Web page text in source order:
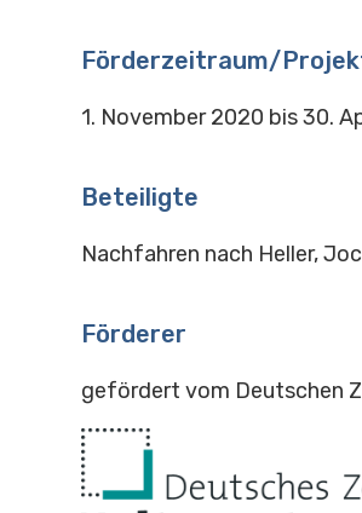
Förderzeitraum/
1. November 2020 bis 30.
Beteiligte
Nachfahren nach Heller,
Förderer
gefördert vom Deutschen